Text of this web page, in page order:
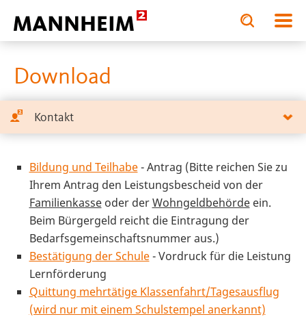
Toggle
search
input
Toggle
search
input
Download
Kontakt
Bildung und Teilhabe- Antrag (Bitte reichen Sie zu
Ihrem Antrag den Leistungsbescheid von der
Familienkasseoder derWohngeldbehördeein.
Beim Bürgergeld reicht die Eintragung der
Bedarfsgemeinschaftsnummer aus.)
Bestätigung der Schule- Vordruck für die Leistung
Lernförderung
Quittung mehrtätige Klassenfahrt/Tagesausflug
(wird nur mit einem Schulstempel anerkannt)